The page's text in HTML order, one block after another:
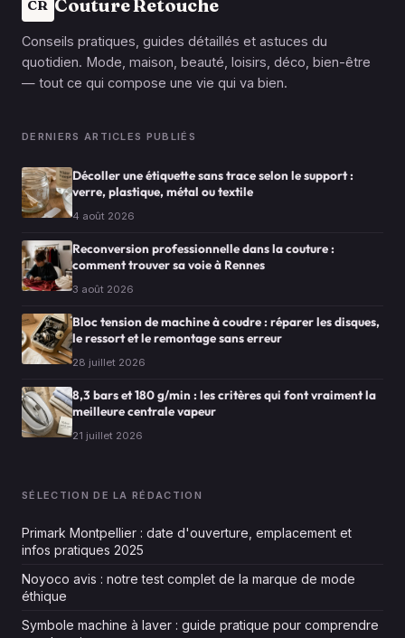
CR Couture Retouche
Conseils pratiques, guides détaillés et astuces du
quotidien. Mode, maison, beauté, loisirs, déco, bien-être
— tout ce qui compose une vie qui va bien.
DERNIERS ARTICLES PUBLIÉS
Décoller une étiquette sans trace selon le support :
verre, plastique, métal ou textile
4 août 2026
Reconversion professionnelle dans la couture :
comment trouver sa voie à Rennes
3 août 2026
Bloc tension de machine à coudre : réparer les disques,
le ressort et le remontage sans erreur
28 juillet 2026
8,3 bars et 180 g/min : les critères qui font vraiment la
meilleure centrale vapeur
21 juillet 2026
SÉLECTION DE LA RÉDACTION
Primark Montpellier : date d'ouverture, emplacement et
infos pratiques 2025
Noyoco avis : notre test complet de la marque de mode
éthique
Symbole machine à laver : guide pratique pour comprendre